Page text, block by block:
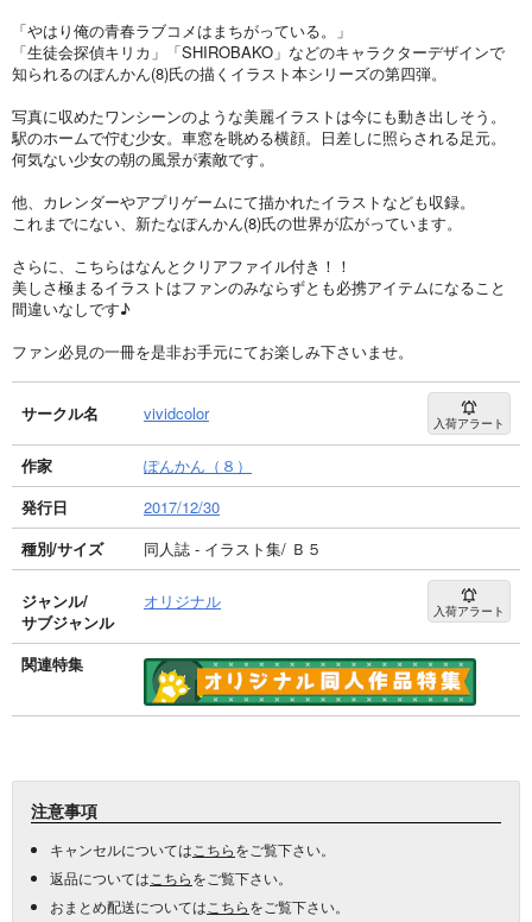
「やはり俺の青春ラブコメはまちがっている。」
「生徒会探偵キリカ」「SHIROBAKO」などのキャラクターデザインで
知られるのぽんかん(8)氏の描くイラスト本シリーズの第四弾。
写真に収めたワンシーンのような美麗イラストは今にも動き出しそう。
駅のホームで佇む少女。車窓を眺める横顔。日差しに照らされる足元。
何気ない少女の朝の風景が素敵です。
他、カレンダーやアプリゲームにて描かれたイラストなども収録。
これまでにない、新たなぽんかん(8)氏の世界が広がっています。
さらに、こちらはなんとクリアファイル付き！！
美しさ極まるイラストはファンのみならずとも必携アイテムになること
間違いなしです♪
ファン必見の一冊を是非お手元にてお楽しみ下さいませ。
サークル名 vividcolor 入荷アラート
作家
ぽんかん（８）
発行日
2017/12/30
種別/サイズ
同人誌 - イラスト集/ Ｂ５
ジャンル/
サブジャンル
オリジナル 入荷アラート
関連特集
注意事項
キャンセルについては こちらをご覧下さい。
返品については こちらをご覧下さい。
おまとめ配送については こちらをご覧下さい。